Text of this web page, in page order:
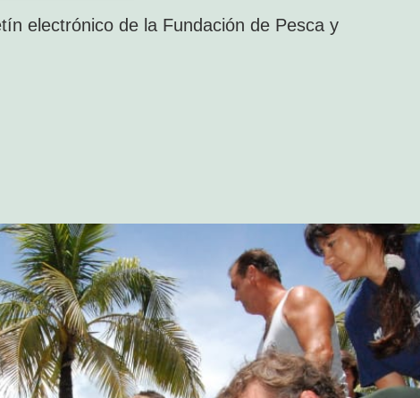
electrónico de la Fundación de Pesca y